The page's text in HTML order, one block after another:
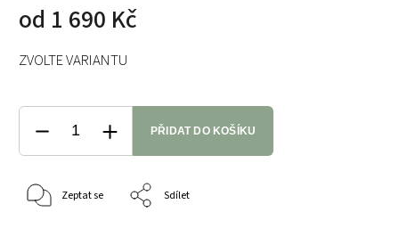
od 1 690 Kč
ZVOLTE VARIANTU
PŘIDAT DO KOŠÍKU
Zeptat se Sdílet